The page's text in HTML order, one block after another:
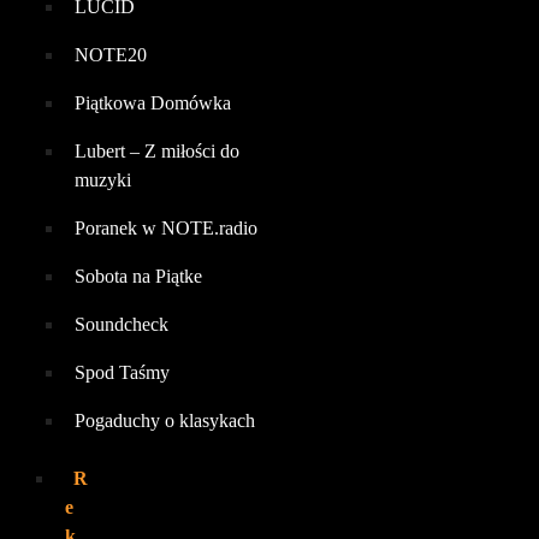
LUCID
NOTE20
Piątkowa Domówka
Lubert – Z miłości do
muzyki
Poranek w NOTE.radio
Sobota na Piątke
Soundcheck
Spod Taśmy
Pogaduchy o klasykach
R
e